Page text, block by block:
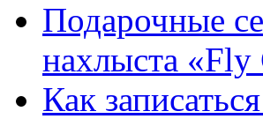
Подарочные
нахлыста
Как